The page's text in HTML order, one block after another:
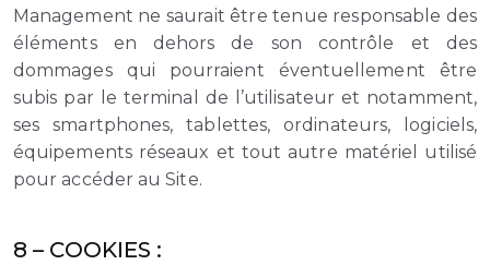
Management ne saurait être tenue responsable des
éléments en dehors de son contrôle et des
dommages qui pourraient éventuellement être
subis par le terminal de l’utilisateur et notamment,
ses smartphones, tablettes, ordinateurs, logiciels,
équipements réseaux et tout autre matériel utilisé
pour accéder au Site.
8 – COOKIES :